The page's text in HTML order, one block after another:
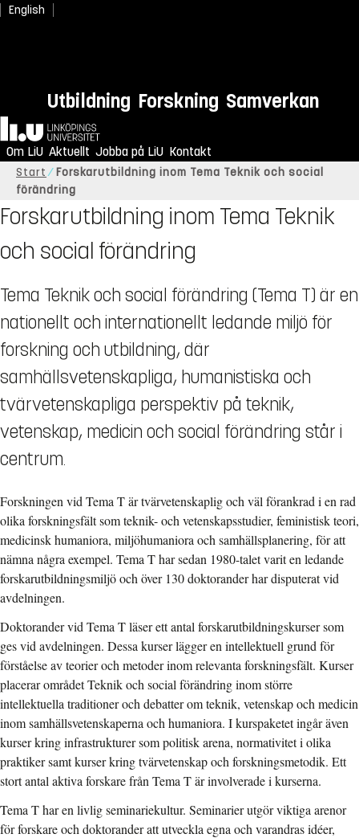
English
Utbildning Forskning Samverkan
Hem
Om LiU Aktuellt Jobba på LiU Kontakt
Start
Forskarutbildning inom Tema Teknik och social
förändring
Forskarutbildning inom Tema Teknik
och social förändring
Tema Teknik och social förändring (Tema T) är en
nationellt och internationellt ledande miljö för
forskning och utbildning, där
samhällsvetenskapliga, humanistiska och
tvärvetenskapliga perspektiv på teknik,
vetenskap, medicin och social förändring står i
centrum.
Forskningen vid Tema T är tvärvetenskaplig och väl förankrad i en rad
olika forskningsfält som teknik- och vetenskapsstudier, feministisk teori,
medicinsk humaniora, miljöhumaniora och samhällsplanering, för att
nämna några exempel. Tema T har sedan 1980-talet varit en ledande
forskarutbildningsmiljö och över 130 doktorander har disputerat vid
avdelningen.
Doktorander vid Tema T läser ett antal forskarutbildningskurser som
ges vid avdelningen. Dessa kurser lägger en intellektuell grund för
förståelse av teorier och metoder inom relevanta forskningsfält. Kurser
placerar området Teknik och social förändring inom större
intellektuella traditioner och debatter om teknik, vetenskap och medicin
inom samhällsvetenskaperna och humaniora. I kurspaketet ingår även
kurser kring infrastrukturer som politisk arena, normativitet i olika
praktiker samt kurser kring tvärvetenskap och forskningsmetodik. Ett
stort antal aktiva forskare från Tema T är involverade i kurserna.
Tema T har en livlig seminariekultur. Seminarier utgör viktiga arenor
för forskare och doktorander att utveckla egna och varandras idéer,